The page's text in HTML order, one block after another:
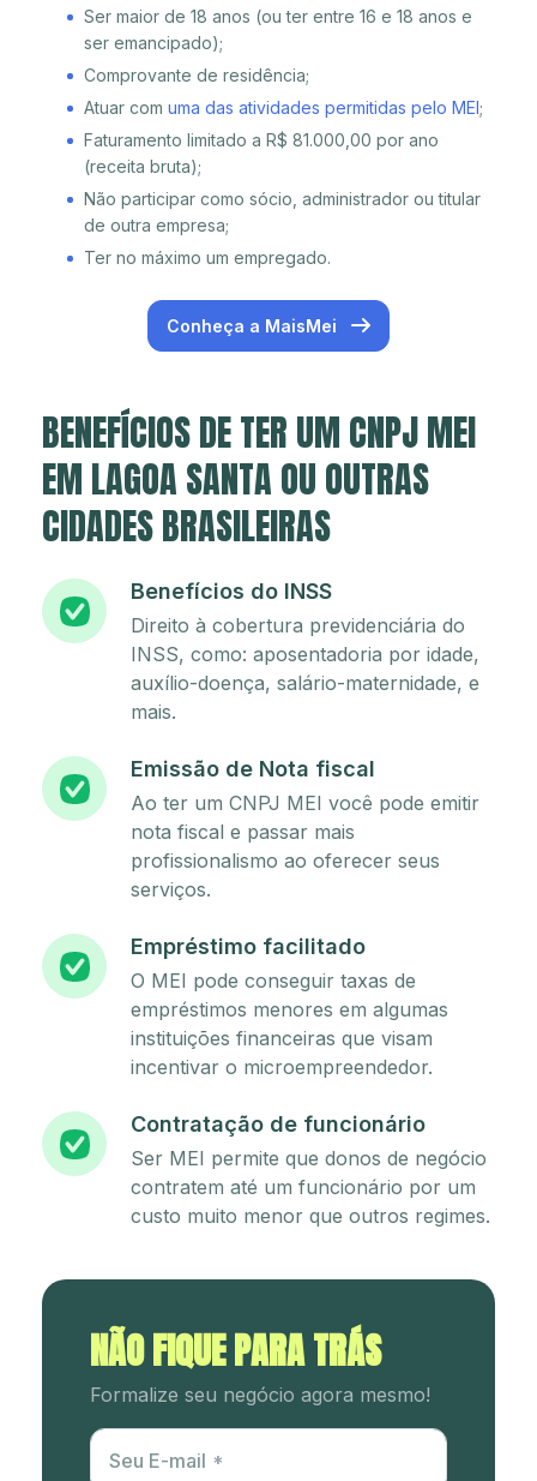
Ser maior de 18 anos (ou ter entre 16 e 18 anos e
ser emancipado);
Comprovante de residência;
Atuar com uma das atividades permitidas pelo MEI;
Faturamento limitado a R$ 81.000,00 por ano
(receita bruta);
Não participar como sócio, administrador ou titular
de outra empresa;
Ter no máximo um empregado.
Conheça a MaisMei
BENEFÍCIOS DE TER UM CNPJ MEI
EM LAGOA SANTA OU OUTRAS
CIDADES BRASILEIRAS
Benefícios do INSS
Direito à cobertura previdenciária do
INSS, como: aposentadoria por idade,
auxílio-doença, salário-maternidade, e
mais.
Emissão de Nota fiscal
Ao ter um CNPJ MEI você pode emitir
nota fiscal e passar mais
profissionalismo ao oferecer seus
serviços.
Empréstimo facilitado
O MEI pode conseguir taxas de
empréstimos menores em algumas
instituições financeiras que visam
incentivar o microempreendedor.
Contratação de funcionário
Ser MEI permite que donos de negócio
contratem até um funcionário por um
custo muito menor que outros regimes.
NÃO FIQUE PARA TRÁS
Formalize seu negócio agora mesmo!
Utm Content
Seu E-mail